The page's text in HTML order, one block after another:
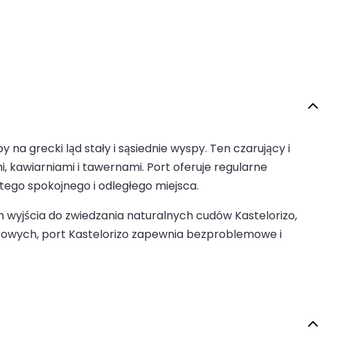
grecki ląd stały i sąsiednie wyspy. Ten czarujący i
kawiarniami i tawernami. Port oferuje regularne
spokojnego i odległego miejsca.
do zwiedzania naturalnych cudów Kastelorizo,
port Kastelorizo zapewnia bezproblemowe i